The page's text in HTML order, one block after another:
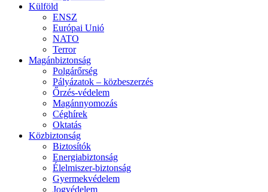
Külföld
ENSZ
Európai Unió
NATO
Terror
Magánbiztonság
Polgárőrség
Pályázatok – közbeszerzés
Őrzés-védelem
Magánnyomozás
Céghírek
Oktatás
Közbiztonság
Biztosítók
Energiabiztonság
Élelmiszer-biztonság
Gyermekvédelem
Jogvédelem